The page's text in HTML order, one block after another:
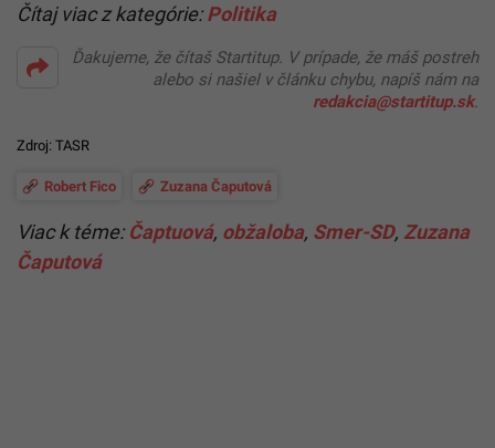
Čítaj viac z kategórie:Politika
Ďakujeme, že čítaš Startitup. V prípade, že máš postreh
alebo si našiel v článku chybu, napíš nám na
redakcia@startitup.sk.
Zdroj: TASR
Robert Fico Zuzana Čaputová
Viac k téme: Čaptuová, obžaloba, Smer-SD, Zuzana
Čaputová